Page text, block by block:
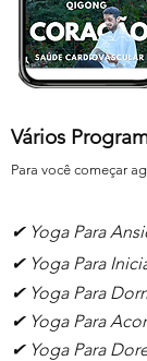
Vários
Para você começar
✔ Yoga Para
✔ Yoga Para
✔ Yoga Para
✔ Yoga Para
✔ Yoga Para